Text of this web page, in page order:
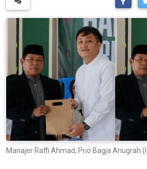
Manajer Raffi Ahmad, Prio Bagja Anugrah